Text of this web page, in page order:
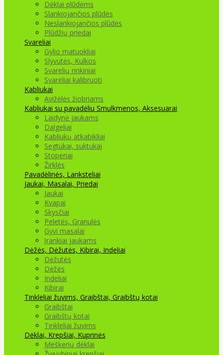
Dėklai plūdėms
Slankiojančios plūdės
Neslankiojančios plūdės
Plūdžių priedai
Svareliai
Gylio matuokliai
Slyvutės, Kulkos
Svarelių rinkiniai
Svareliai kalibruoti
Kabliukai
Avižėlės žiobriams
Kabliukai su pavadėliu Smulkmenos, Aksesuarai
Laidynė jaukams
Dalgeliai
Kabliukų atkabikliai
Segtukai, suktukai
Stoperiai
Žirklės
Pavadėlinės, Lanksteliai
Jaukai, Masalai, Priedai
Jaukai
Kvapai
Skysčiai
Peletės, Granulės
Gyvi masalai
Įrankiai jaukams
Dėžės, Dėžutės, Kibirai, Indeliai
Dėžutės
Dėžės
Indeliai
Kibirai
Tinkleliai žuvims, Graibštai, Graibštų kotai
Graibštai
Graibštų kotai
Tinkleliai žuvims
Dėklai, Krepšiai, Kuprinės
Meškerių dėklai